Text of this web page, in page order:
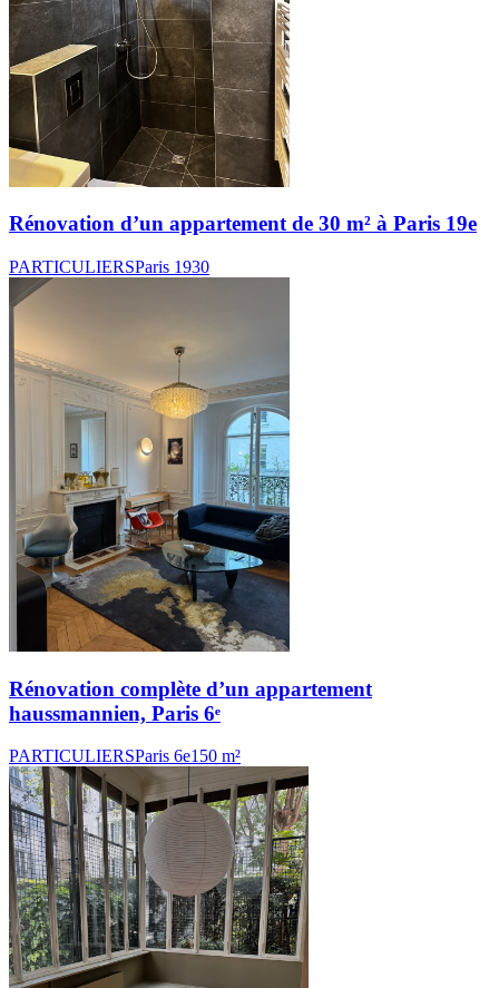
Rénovation d’un appartement de 30 m² à Paris 19e
PARTICULIERSParis 1930
Rénovation complète d’un appartement
haussmannien, Paris 6ᵉ
PARTICULIERSParis 6e150 m²